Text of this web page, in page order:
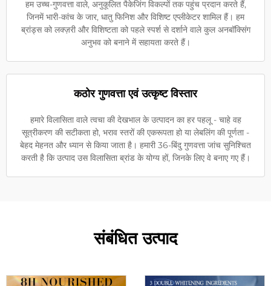
हम उच्च-गुणवत्ता वाले, अनुकूलित पैकेजिंग विकल्पों तक पहुंच प्रदान करते हैं,
जिनमें भारी-कांच के जार, धातु फिनिश और विशिष्ट एप्लीकेटर शामिल हैं। हम
ब्रांड्स को लक्ज़री और विशिष्टता को पहले स्पर्श से दर्शाने वाले कुल अनबॉक्सिंग
अनुभव को बनाने में सहायता करते हैं।
कठोर गुणवत्ता एवं उत्कृष्ट विस्तार
हमारे विलासिता वाले त्वचा की देखभाल के उत्पादन का हर पहलू - चाहे वह
सूत्रीकरण की सटीकता हो, भराव स्तरों की एकरूपता हो या लेबलिंग की पूर्णता -
बेहद मेहनत और ध्यान से किया जाता है। हमारी 36-बिंदु गुणवत्ता जांच सुनिश्चित
करती है कि उत्पाद उस विलासिता ब्रांड के योग्य हों, जिनके लिए वे बनाए गए हैं।
संबंधित उत्पाद